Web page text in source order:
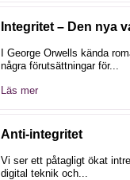
Integritet – Den nya
I George Orwells kända
några förutsättningar för...
Läs mer
Anti-integritet
Vi ser ett påtagligt ökat
digital teknik och...